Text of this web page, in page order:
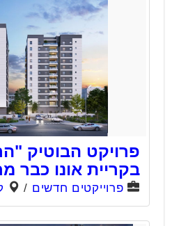
פרויקט הבוטיק
בקריית אונו כבר
פרוייקטים חדשים /